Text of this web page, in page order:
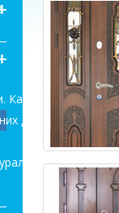
дверей
дверей